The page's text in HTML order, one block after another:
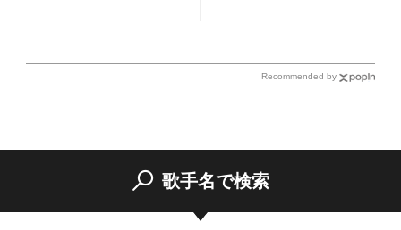
どころをお届け
Recommended by
歌手名で検索